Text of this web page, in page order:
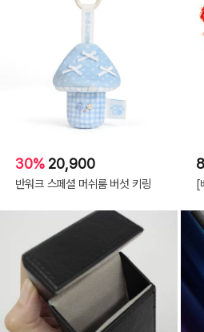
30% 20,900
반워크 스페셜 머쉬룸 버섯 키링 [